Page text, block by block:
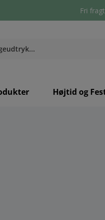
Fri
Højtid og